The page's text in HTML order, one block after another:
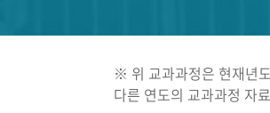
※ 위 교과과정은 현재년
다른 연도의 교과과정 자